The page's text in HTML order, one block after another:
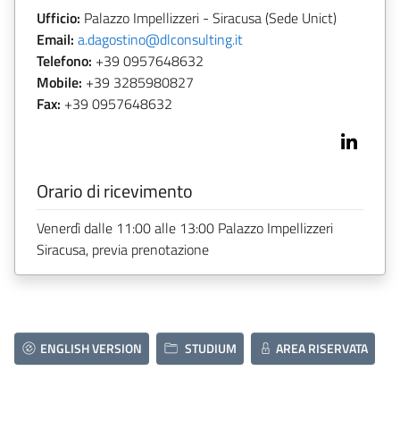
Ufficio: Palazzo Impellizzeri - Siracusa (Sede Unict)
Email: a.dagostino@dlconsulting.it
Telefono: +39 0957648632
Mobile: +39 3285980827
Fax: +39 0957648632
Orario di ricevimento
Venerdì dalle 11:00 alle 13:00 Palazzo Impellizzeri
Siracusa, previa prenotazione
ENGLISH VERSION STUDIUM AREA RISERVATA